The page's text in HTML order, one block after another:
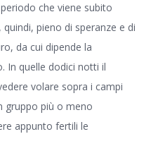
che viene subito
quindi, pieno di speranze e di
da cui dipende la
In quelle dodici notti il
volare sopra i campi
gruppo più o meno
appunto fertili le